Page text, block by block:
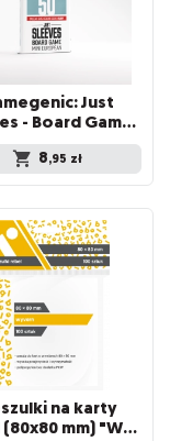
Just
Sleeves - Board Game Sleeves (46 x 71 mm) 50 sztuk, Clear
8,95 zł
na karty
Rebel (80x80 mm) "Wyvern", 100 sztuk